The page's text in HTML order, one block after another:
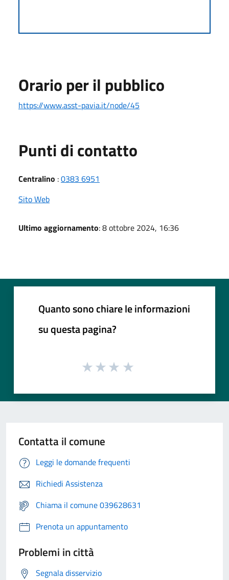
Orario per il pubblico
https://www.asst-pavia.it/node/45
Punti di contatto
Centralino :0383 6951
Sito Web
Ultimo aggiornamento: 8 ottobre 2024, 16:36
Quanto sono chiare le informazioni
su questa pagina?
Contatta il comune
Leggi le domande frequenti
Richiedi Assistenza
Chiama il comune 039628631
Prenota un appuntamento
Problemi in città
Segnala disservizio